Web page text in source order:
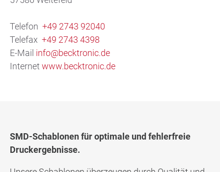
Telefon +49 2743 92040
Telefax +49 2743 4398
E-Mail info@becktronic.de
Internet www.becktronic.de
SMD-Schablonen für optimale und fehlerfreie
Druckergebnisse.